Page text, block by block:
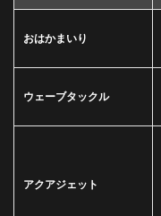
おはかまいり
ウェーブタックル
アクアジェット